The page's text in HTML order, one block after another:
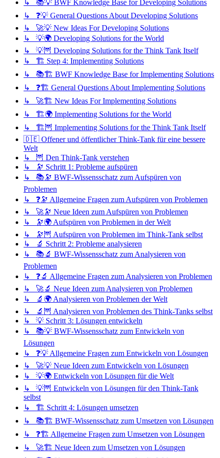
↳ 📚💡 BWF Knowledge Base for Developing Solutions
↳ ❓💡 General Questions About Developing Solutions
↳ 🚀💡 New Ideas For Developing Solutions
↳ 💡🌍 Developing Solutions for the World
↳ 💡🦉 Developing Solutions for the Think Tank Itself
↳ 🏗️ Step 4: Implementing Solutions
↳ 📚🏗️ BWF Knowledge Base for Implementing Solutions
↳ ❓🏗️ General Questions About Implementing Solutions
↳ 🚀🏗️ New Ideas For Implementing Solutions
↳ 🏗️🌍 Implementing Solutions for the World
↳ 🏗️🦉 Implementing Solutions for the Think Tank Itself
🇩🇪 Offener und öffentlicher Think-Tank für eine bessere
Welt
↳ 🦉 Den Think-Tank verstehen
↳ 🔭 Schritt 1: Probleme aufspüren
↳ 📚🔭 BWF-Wissensschatz zum Aufspüren von
Problemen
↳ ❓🔭 Allgemeine Fragen zum Aufspüren von Problemen
↳ 🚀🔭 Neue Ideen zum Aufspüren von Problemen
↳ 🔭🌍 Aufspüren von Problemen in der Welt
↳ 🔭🦉 Aufspüren von Problemen im Think-Tank selbst
↳ 🔬 Schritt 2: Probleme analysieren
↳ 📚🔬 BWF-Wissensschatz zum Analysieren von
Problemen
↳ ❓🔬 Allgemeine Fragen zum Analysieren von Problemen
↳ 🚀🔬 Neue Ideen zum Analysieren von Problemen
↳ 🔬🌍 Analysieren von Problemen der Welt
↳ 🔬🦉 Analysieren von Problemen des Think-Tanks selbst
↳ 💡 Schritt 3: Lösungen entwickeln
↳ 📚💡 BWF-Wissensschatz zum Entwickeln von
Lösungen
↳ ❓💡 Allgemeine Fragen zum Entwickeln von Lösungen
↳ 🚀💡 Neue Ideen zum Entwickeln von Lösungen
↳ 💡🌍 Entwickeln von Lösungen für die Welt
↳ 💡🦉 Entwickeln von Lösungen für den Think-Tank
selbst
↳ 🏗️ Schritt 4: Lösungen umsetzen
↳ 📚🏗️ BWF-Wissensschatz zum Umsetzen von Lösungen
↳ ❓🏗️ Allgemeine Fragen zum Umsetzen von Lösungen
↳ 🚀🏗️ Neue Ideen zum Umsetzen von Lösungen